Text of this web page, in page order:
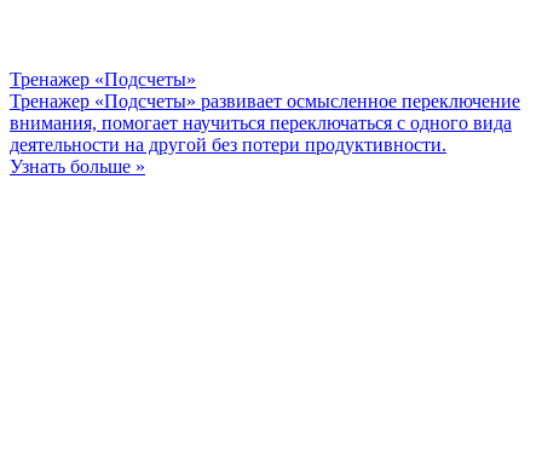
Тренажер «Подсчеты»
Тренажер «Подсчеты» развивает осмысленное переключение
внимания, помогает научиться переключаться с одного вида
деятельности на другой без потери продуктивности.
Узнать больше »